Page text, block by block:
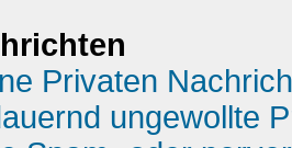
Privaten
ungewollte